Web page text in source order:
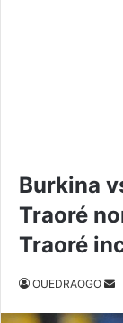
Burkina
Traoré
Traoré
OUEDRAOGO